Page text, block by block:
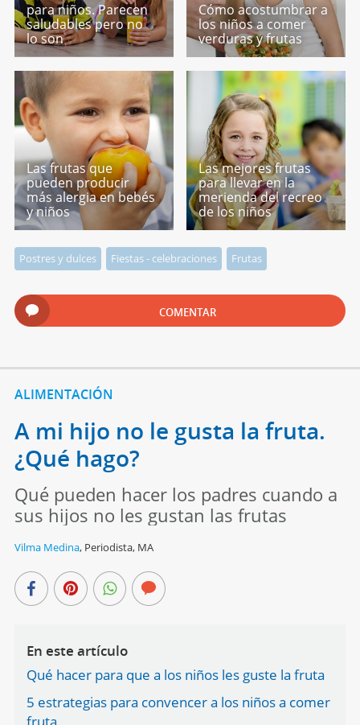
para niños. Parecen
saludables pero no
lo son
Cómo acostumbrar a
los niños a comer
verduras y frutas
Las frutas que
pueden producir
más alergia en bebés
y niños
Las mejores frutas
para llevar en la
merienda del recreo
de los niños
Postres y dulces Fiestas - celebraciones Frutas
COMENTAR
ALIMENTACIÓN
A mi hijo no le gusta la fruta.
¿Qué hago?
Qué pueden hacer los padres cuando a
sus hijos no les gustan las frutas
Vilma Medina, Periodista, MA
En este artículo
Qué hacer para que a los niños les guste la fruta
5 estrategias para convencer a los niños a comer